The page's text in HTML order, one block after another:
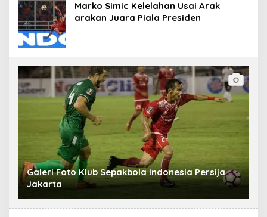
Marko Simic Kelelahan Usai Arak
arakan Juara Piala Presiden
Galeri Foto Klub Sepakbola Indonesia Persija
Jakarta